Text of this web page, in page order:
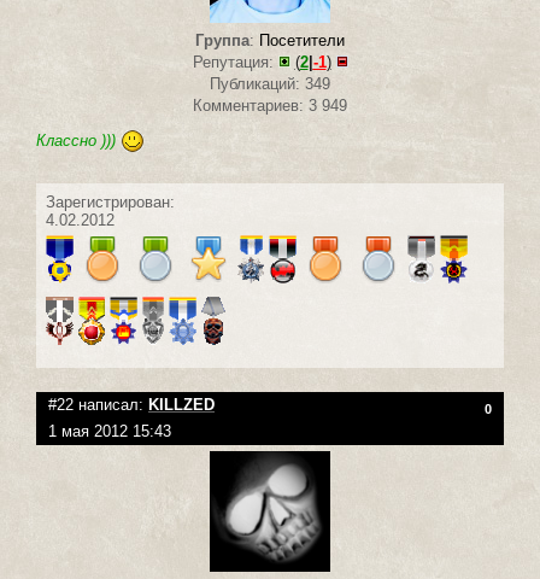
Группа: Посетители
Репутация:
(2| -1)
Публикаций: 349
Комментариев: 3 949
Классно )))
Зарегистрирован:
4.02.2012
#22 написал: KILLZED 0
1 мая 2012 15:43